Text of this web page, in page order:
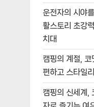
운전자의 시야
활스토리 초강
치대
캠핑의 계절, 코
편하고 스타일
캠핑의 신세계,